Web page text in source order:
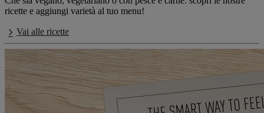
ricette e aggiungi varietà al tuo menu!
Vai alle ricette